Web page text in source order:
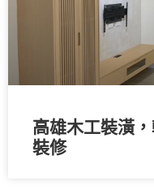
高雄木工裝潢
裝修